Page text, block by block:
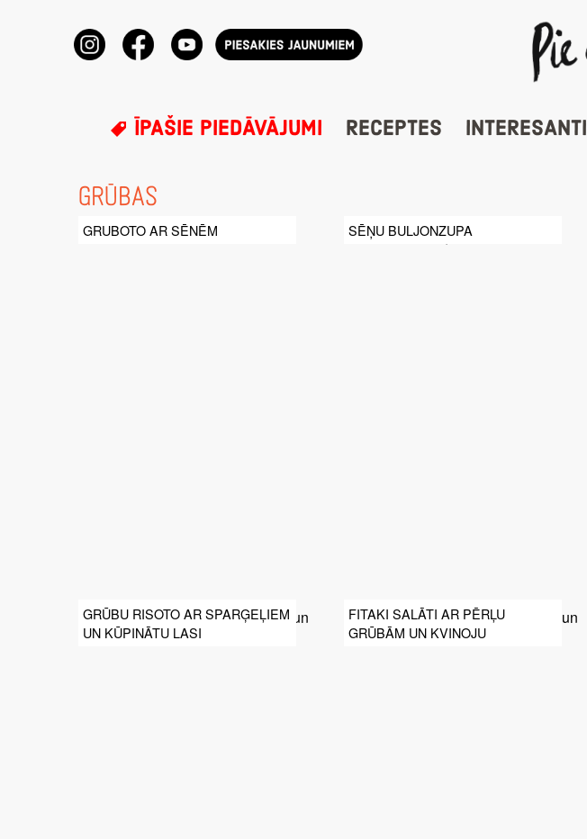
ĪPAŠIE PIEDĀVĀJUMI RECEPTES INTERESANTI
GRŪBAS
GRUBOTO AR SĒNĒM SĒŅU BULJONZUPA
GRŪBU RISOTO AR SPARĢEĻIEM
UN KŪPINĀTU LASI
FITAKI SALĀTI AR PĒRĻU
GRŪBĀM UN KVINOJU